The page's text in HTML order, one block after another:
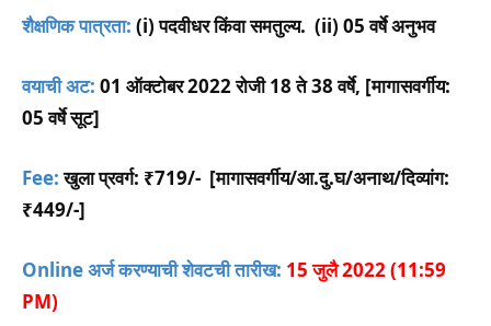
शैक्षणिक पात्रता: (i) पदवीधर किंवा समतुल्य. (ii) 05 वर्षे अनुभव
वयाची अट: 01 ऑक्टोबर 2022 रोजी 18 ते 38 वर्षे, [मागासवर्गीय:
05 वर्षे सूट]
Fee: खुला प्रवर्ग: ₹719/- [मागासवर्गीय/आ.दु.घ/अनाथ/दिव्यांग:
₹449/-]
Online अर्ज करण्याची शेवटची तारीख: 15 जुलै 2022 (11:59
PM)